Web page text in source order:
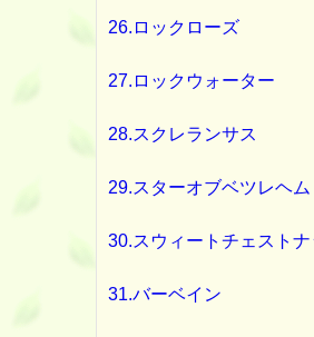
26.ロックローズ
27.ロックウォーター
28.スクレランサス
29.スターオブベツレヘム
30.スウィートチェストナ
31.バーベイン